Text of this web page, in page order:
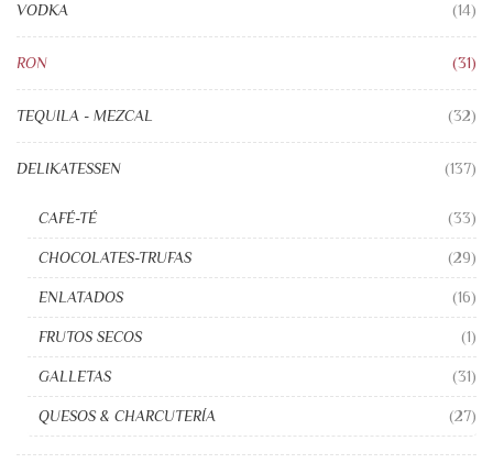
VODKA (14)
RON (31)
TEQUILA - MEZCAL (32)
DELIKATESSEN (137)
CAFÉ-TÉ (33)
CHOCOLATES-TRUFAS (29)
ENLATADOS (16)
FRUTOS SECOS (1)
GALLETAS (31)
QUESOS & CHARCUTERÍA (27)